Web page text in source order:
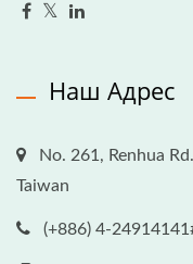
Наш Адрес
No. 261, Renhua
Taiwan
(+886) 4-